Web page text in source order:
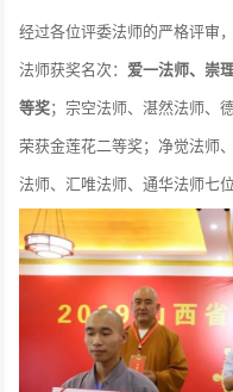
经过各位评委法师的严格评审
法师获奖名次： 爱一法师、崇
等奖；宗空法师、湛然法师、
荣获金莲花二等奖；净觉法师
法师、汇唯法师、通华法师七